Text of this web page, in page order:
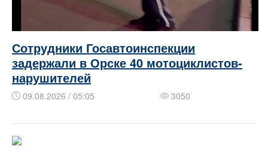
Сотрудники Госавтоинспекции
задержали в Орске 40 мотоциклистов-
нарушителей
09.08.2026 / 05:05 3050